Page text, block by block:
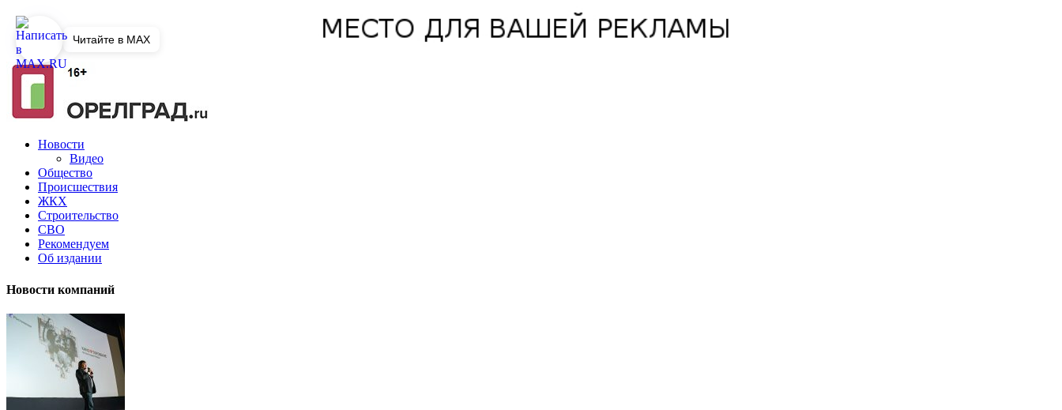
Новости
Видео
Общество
Происшествия
ЖКХ
Строительство
СВО
Рекомендуем
Об издании
Новости компаний
Читайте в MAX